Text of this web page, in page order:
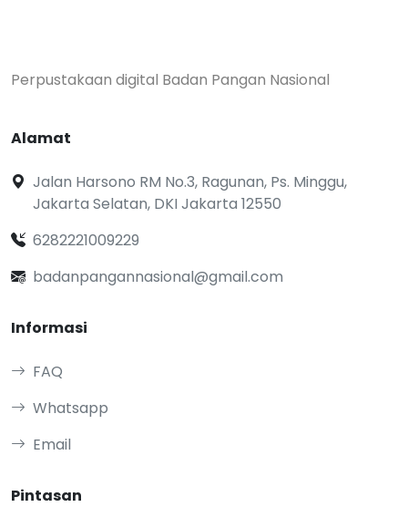
Perpustakaan digital Badan Pangan Nasional
Alamat
Jalan Harsono RM No.3, Ragunan, Ps. Minggu,
Jakarta Selatan, DKI Jakarta 12550
6282221009229
badanpangannasional@gmail.com
Informasi
FAQ
Whatsapp
Email
Pintasan